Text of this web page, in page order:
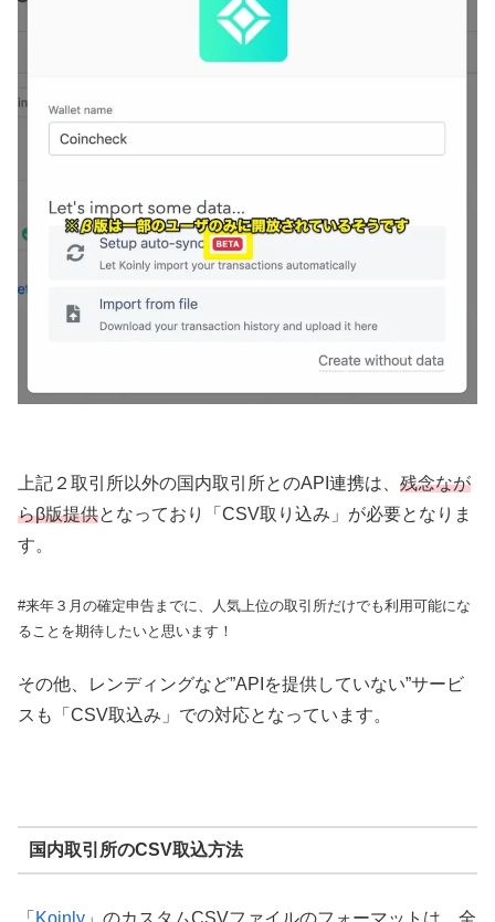
上記２取引所以外の国内取引所とのAPI連携は、 残念なが
らβ版提供となっており「CSV取り込み」が必要となりま
す。
#来年３月の確定申告までに、人気上位の取引所だけでも利用可能にな
ることを期待したいと思います！
その他、レンディングなど”APIを提供していない”サービ
スも「CSV取込み」での対応となっています。
国内取引所のCSV取込方法
「 Koinly 」のカスタムCSVファイルのフォーマットは、全